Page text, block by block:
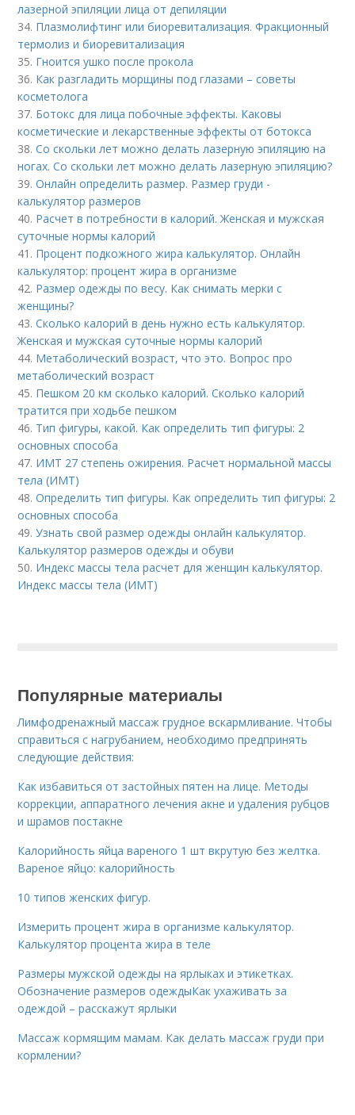
лазерной эпиляции лица от депиляции
34. Плазмолифтинг или биоревитализация. Фракционный
термолиз и биоревитализация
35. Гноится ушко после прокола
36. Как разгладить морщины под глазами – советы
косметолога
37. Ботокс для лица побочные эффекты. Каковы
косметические и лекарственные эффекты от ботокса
38.Со скольки лет можно делать лазерную эпиляцию на
ногах. Со скольки лет можно делать лазерную эпиляцию?
39.Онлайн определить размер. Размер груди -
калькулятор размеров
40. Расчет в потребности в калорий. Женская и мужская
суточные нормы калорий
41. Процент подкожного жира калькулятор. Онлайн
калькулятор: процент жира в организме
42. Размер одежды по весу. Как снимать мерки с
женщины?
43.Сколько калорий в день нужно есть калькулятор.
Женская и мужская суточные нормы калорий
44. Метаболический возраст, что это. Вопрос про
метаболический возраст
45. Пешком 20 км сколько калорий. Сколько калорий
тратится при ходьбе пешком
46. Тип фигуры, какой. Как определить тип фигуры: 2
основных способа
47. ИМТ 27 степень ожирения. Расчет нормальной массы
тела (ИМТ)
48.Определить тип фигуры. Как определить тип фигуры: 2
основных способа
49.Узнать свой размер одежды онлайн калькулятор.
Калькулятор размеров одежды и обуви
50. Индекс массы тела расчет для женщин калькулятор.
Индекс массы тела (ИМТ)
Популярные материалы
Лимфодренажный массаж грудное вскармливание. Чтобы
справиться с нагрубанием, необходимо предпринять
следующие действия:
Как избавиться от застойных пятен на лице. Методы
коррекции, аппаратного лечения акне и удаления рубцов
и шрамов постакне
Калорийность яйца вареного 1 шт вкрутую без желтка.
Вареное яйцо: калорийность
10 типов женских фигур.
Измерить процент жира в организме калькулятор.
Калькулятор процента жира в теле
Размеры мужской одежды на ярлыках и этикетках.
Обозначение размеров одеждыКак ухаживать за
одеждой – расскажут ярлыки
Массаж кормящим мамам. Как делать массаж груди при
кормлении?